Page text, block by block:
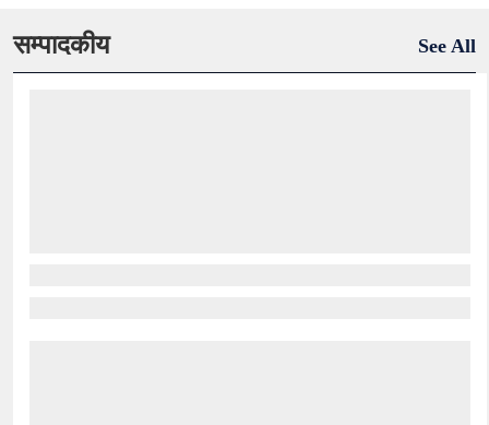
सम्पादकीय See All